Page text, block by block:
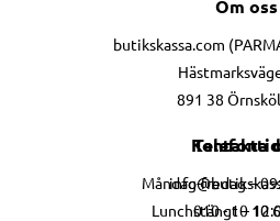
Om oss
butikskassa.com
891 38
Kontakta
010 - 10 10
Måndag-fredag –
Lunchstängt –